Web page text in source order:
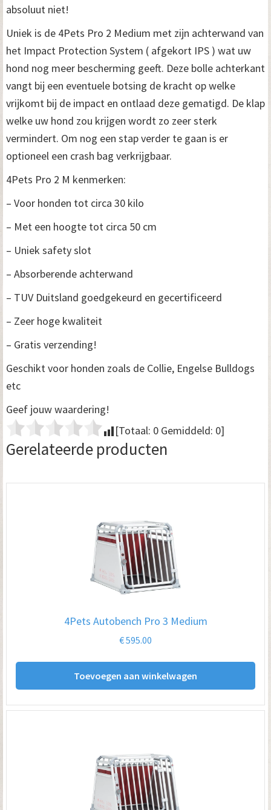
absoluut niet!
Uniek is de 4Pets Pro 2 Medium met zijn achterwand van
het Impact Protection System ( afgekort IPS ) wat uw
hond nog meer bescherming geeft. Deze bolle achterkant
vangt bij een eventuele botsing de kracht op welke
vrijkomt bij de impact en ontlaad deze gematigd. De klap
welke uw hond zou krijgen wordt zo zeer sterk
vermindert. Om nog een stap verder te gaan is er
optioneel een crash bag verkrijgbaar.
4Pets Pro 2 M kenmerken:
– Voor honden tot circa 30 kilo
– Met een hoogte tot circa 50 cm
– Uniek safety slot
– Absorberende achterwand
– TUV Duitsland goedgekeurd en gecertificeerd
– Zeer hoge kwaliteit
– Gratis verzending!
Geschikt voor honden zoals de Collie, Engelse Bulldogs
etc
Geef jouw waardering!
[Totaal: 0 Gemiddeld: 0]
Gerelateerde producten
4Pets Autobench Pro 3 Medium
€595.00
Toevoegen aan winkelwagen